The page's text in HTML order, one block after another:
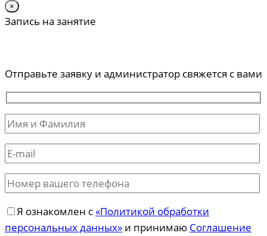
×
Запись на занятие
Отправьте заявку и администратор свяжется с вами
Я ознакомлен с«Политикой обработки
персональных данных» и принимаю Соглашение